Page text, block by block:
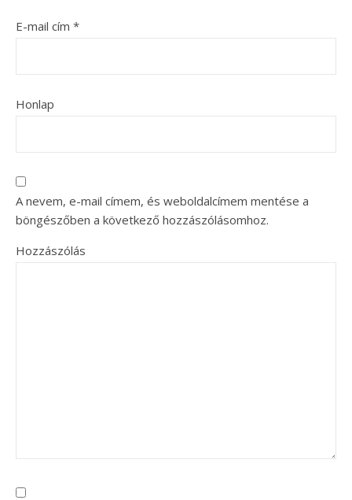
E-mail cím *
Honlap
A nevem, e-mail címem, és weboldalcímem mentése a
böngészőben a következő hozzászólásomhoz.
Hozzászólás